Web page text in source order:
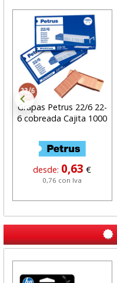
Grapas Petrus 22/6 22-
6 cobreada Cajita 1000
desde: 0,63 €
0,76 con Iva